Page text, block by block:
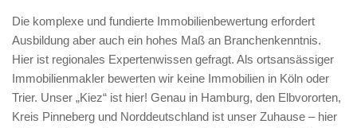
Die komplexe und fundierte Immobilienbewertung erfordert
Ausbildung aber auch ein hohes Maß an Branchenkenntnis.
Hier ist regionales Expertenwissen gefragt. Als ortsansässiger
Immobilienmakler bewerten wir keine Immobilien in Köln oder
Trier. Unser „Kiez“ ist hier! Genau in Hamburg, den Elbvororten,
Kreis Pinneberg und Norddeutschland ist unser Zuhause – hier